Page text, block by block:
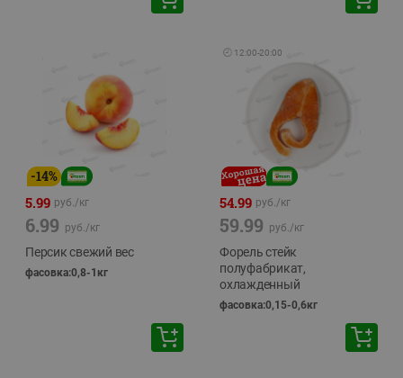
-14%
5.99 руб./кг
6.99 руб./кг
Персик свежий вес
фасовка:0,8-1кг
🕘 12:00-20:00
54.99 руб./кг
59.99 руб./кг
Форель стейк
полуфабрикат,
охлажденный
фасовка:0,15-0,6кг